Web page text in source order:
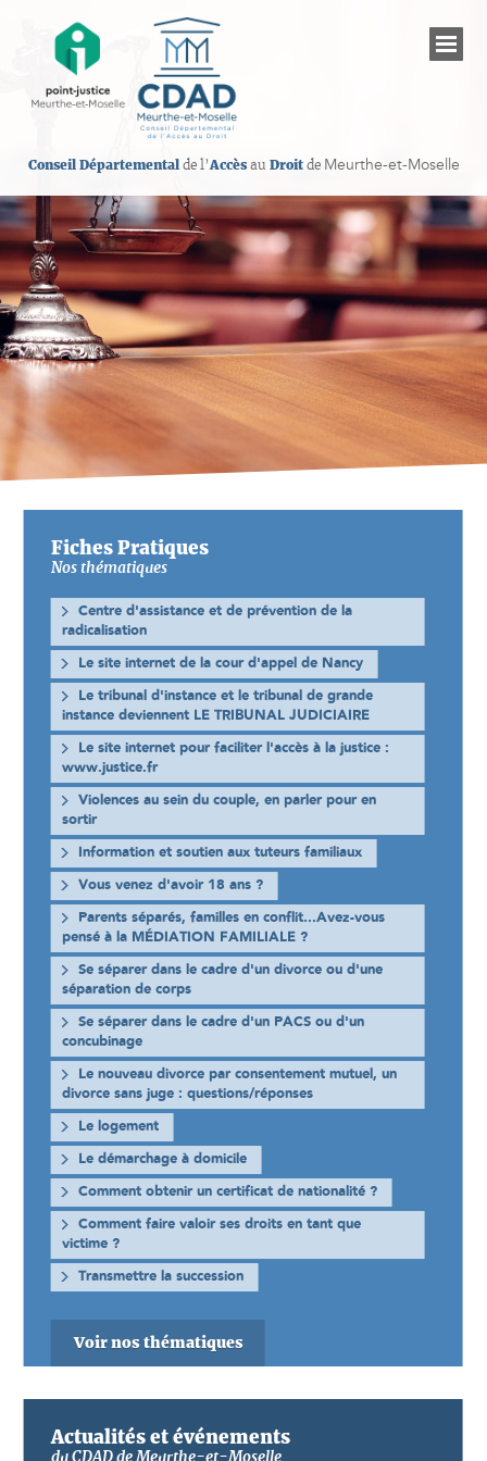
Conseil Départemental de l’Accès au Droit de Meurthe-et-Moselle
Présentation du CDAD de Meurthe-et-Moselle
Les établissements judiciaires
Informations sur les droits
Les professionnels de l’accès au droit
Fiches Pratiques
Nos thématiques
Centre d'assistance et de prévention de la
radicalisation
Le site internet de la cour d'appel de Nancy
Le tribunal d'instance et le tribunal de grande
instance deviennent LE TRIBUNAL JUDICIAIRE
Le site internet pour faciliter l'accès à la justice :
www.justice.fr
Violences au sein du couple, en parler pour en
sortir
Information et soutien aux tuteurs familiaux
Vous venez d'avoir 18 ans ?
Parents séparés, familles en conflit...Avez-vous
pensé à la MÉDIATION FAMILIALE ?
Se séparer dans le cadre d'un divorce ou d'une
séparation de corps
Se séparer dans le cadre d'un PACS ou d'un
concubinage
Le nouveau divorce par consentement mutuel, un
divorce sans juge : questions/réponses
Le logement
Le démarchage à domicile
Comment obtenir un certificat de nationalité ?
Comment faire valoir ses droits en tant que
victime ?
Transmettre la succession
Voir nos thématiques
Actualités et événements